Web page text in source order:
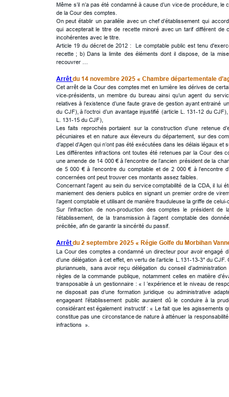
Même s’il n’a pas été condamné à cause d’un vicede procédure, le
de la Cour des comptes.
On peut établir un paralléle avec un chef d’établissement qui
qui accepterait le titre de recette minoré avec un tarif différent de
incohérentes avec le titre.
Article 19 du décret de 2012 : Le comptable public est tenu
recette ; b) Dans la limite des éléments dont il dispose, de la mise
recouvrer …
Arrêt du 14 novembre 2025 « Chambre départementale
Cet arrêt de la Cour des comptes met en lumière les dérives de
vice-présidents, un membre du bureau ainsi qu’un agent du
relatives à l’existence d’une faute grave de gestion ayant entrainé un
du CJF), à l’octroi d’un avantage injustifié (article L. 131-12 du CJF),
L. 131-15 du CJF),
Les faits reprochés portaient sur la construction d’une retenue
pécuniaires et en nature aux éleveurs du département, sur des
d’appel d’Agen qui n’ont pas été exécutées dans les délais légaux
Les différentes infractions ont toutes été retenues par la Cour des
une amende de 14 000 € à l’encontre de l’ancien président de la
de 5 000 € à l’encontre du comptable et de 2 000 € à l’encontre
concernées ont peut trouver ces montants assez faibles.
Concernant l’agent au sein du servicecomptabilité de la CDA, il lui
maniement des deniers publics en signant un premier ordre de
l’agent comptable et utilisant de manière frauduleuse la griffe de
Sur l’infraction de non-production des comptes le président de
l’établissement, de la transmission à l’agent comptable des
précitée, afin de garantir la sincérité du passif.
Arrêt du 2 septembre 2025 « Régie Golfe du Morbihan
La Cour des comptes a condamné un directeur pour avoir engagé
d’une délégation à cet effet, en vertu de l’article L.131-13-3° du CJF.
pluriannuels,
sans avoir reçu délégation du conseil d’administration
règles de la commande publique, notamment celles en matière
transposable à un gestionnaire : « l ’expérience et le niveau de
ne disposait pas d’une formation juridique ou administrative
engageant l’établissement public auraient dû le conduire à la
considérant est également instructif : « Le fait que les agissements
constitue pas une circonstancede nature à atténuer la responsabilité
infractions  ».